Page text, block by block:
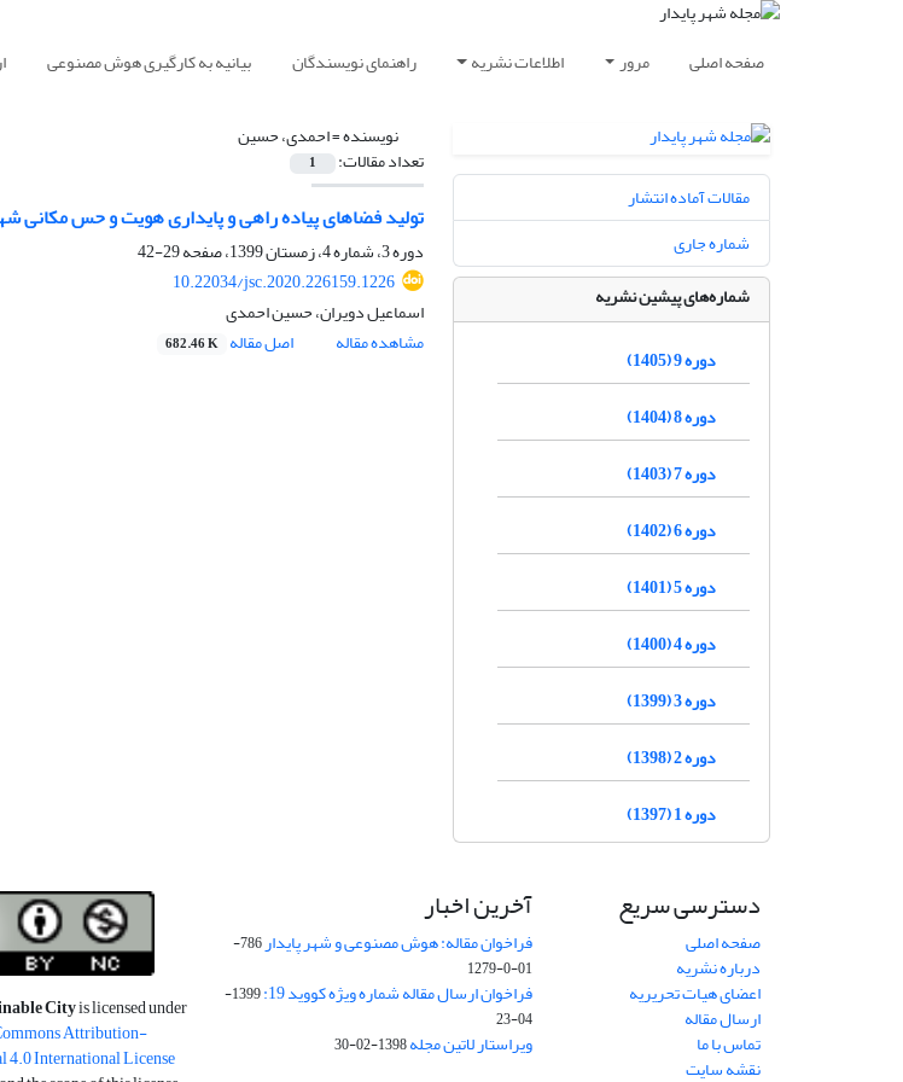
صفحه اصلی مرور اطلاعات نشریه راهنمای نویسندگان بیانیه به کارگیری هوش مصنوعی
نویسنده =احمدی، حسین
تعداد مقالات: 1
تولید فضاهای پیاده راهی و پایداری هویت و حس مکانی
دوره 3، شماره 4، زمستان 1399، صفحه
29-42
10.22034/jsc.2020.226159.1226
اسماعیل دویران، حسین احمدی
مشاهده مقاله
اصل مقاله 682.46 K
مقالات آماده انتشار
شماره جاری
شماره‌های پیشین نشریه
دوره 9 (1405)
دوره 8 (1404)
دوره 7 (1403)
دوره 6 (1402)
دوره 5 (1401)
دوره 4 (1400)
دوره 3 (1399)
دوره 2 (1398)
دوره 1 (1397)
دسترسی سریع
صفحه اصلی
درباره نشریه
اعضای هیات تحریریه
ارسال مقاله
تماس با ما
نقشه سایت
آخرین اخبار
فراخوان مقاله: هوش مصنوعی و شهر پایدار
786-
01-0-1279
فراخوان ارسال مقاله شماره ویژه کووید 19:
1399-
04-23
ویراستار لاتین مجله1398-02-30
Cityis licensed under
Attribution-
4.0 International License